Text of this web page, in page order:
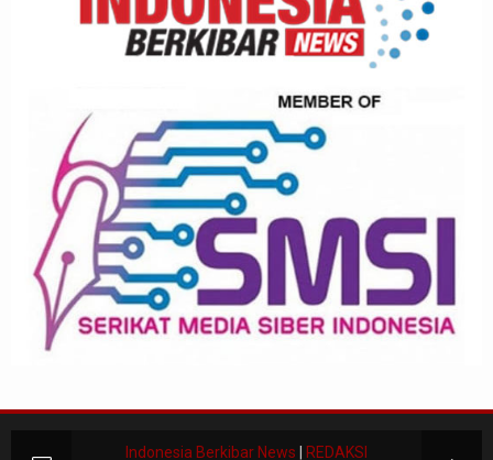
Indonesia Berkibar News REDAKSI